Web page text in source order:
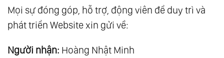
Mọi sự đóng góp, hỗ trợ, động viên để duy trì và
phát triển Website xin gửi về:
Người nhận: Hoàng Nhật Minh